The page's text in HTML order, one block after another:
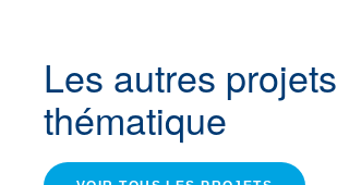
Les autres projets
thématique